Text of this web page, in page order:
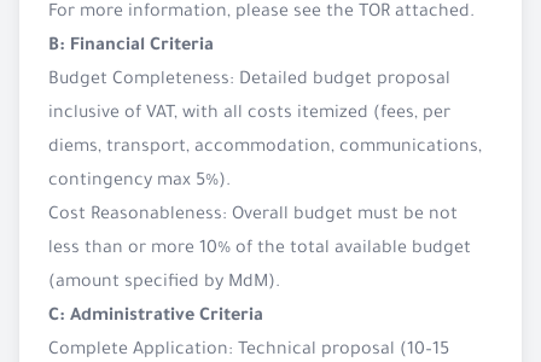
For more information, please see the TOR attached.
B: Financial Criteria
Budget Completeness: Detailed budget proposal
inclusive of VAT, with all costs itemized (fees, per
diems, transport, accommodation, communications,
contingency max 5%).
Cost Reasonableness: Overall budget must be not
less than or more 10% of the total available budget
(amount specified by MdM).
C: Administrative Criteria
Complete Application: Technical proposal (10–15